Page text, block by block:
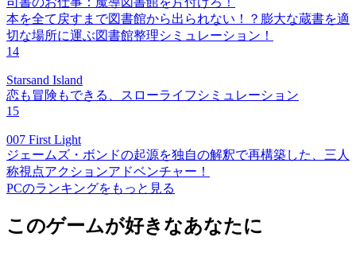
本を全て戻すまで図書館から出られない！？膨大な蔵書を適
切な場所に運ぶ図書館整理シミュレーション！
14
Starsand Island
恋も冒険もできる、スローライフシミュレーション
15
007 First Light
ジェームズ・ボンドの起源を独自の解釈で再構築した、三人
称視点アクションアドベンチャー！
PCのランキングをもっと見る
このゲームが好きなあなたに